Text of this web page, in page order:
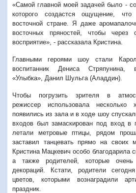
«Самой главной моей задачей было -
которого создастся ощущение,
восточной стране. Я даже
восточных пряностей, чтобы через
восприятие», - рассказала Кристина.
Главными героями шоу стали
воспитанник Дениса Стряпунина,
«Улыбка», Данил Шульга (Аладдин).
Чтобы погрузить зрителя в
режиссер использовала несколько
появились из зала и в ходе шоу
входов был замаскирован под вход в
летали метровые птицы, рядом
заставил танцевать прямо на
Кристина Мацкевич особо благодарила
а также родителей, которые
декораций. Кстати, родители
цветов, которыми вознаградили
праздник.